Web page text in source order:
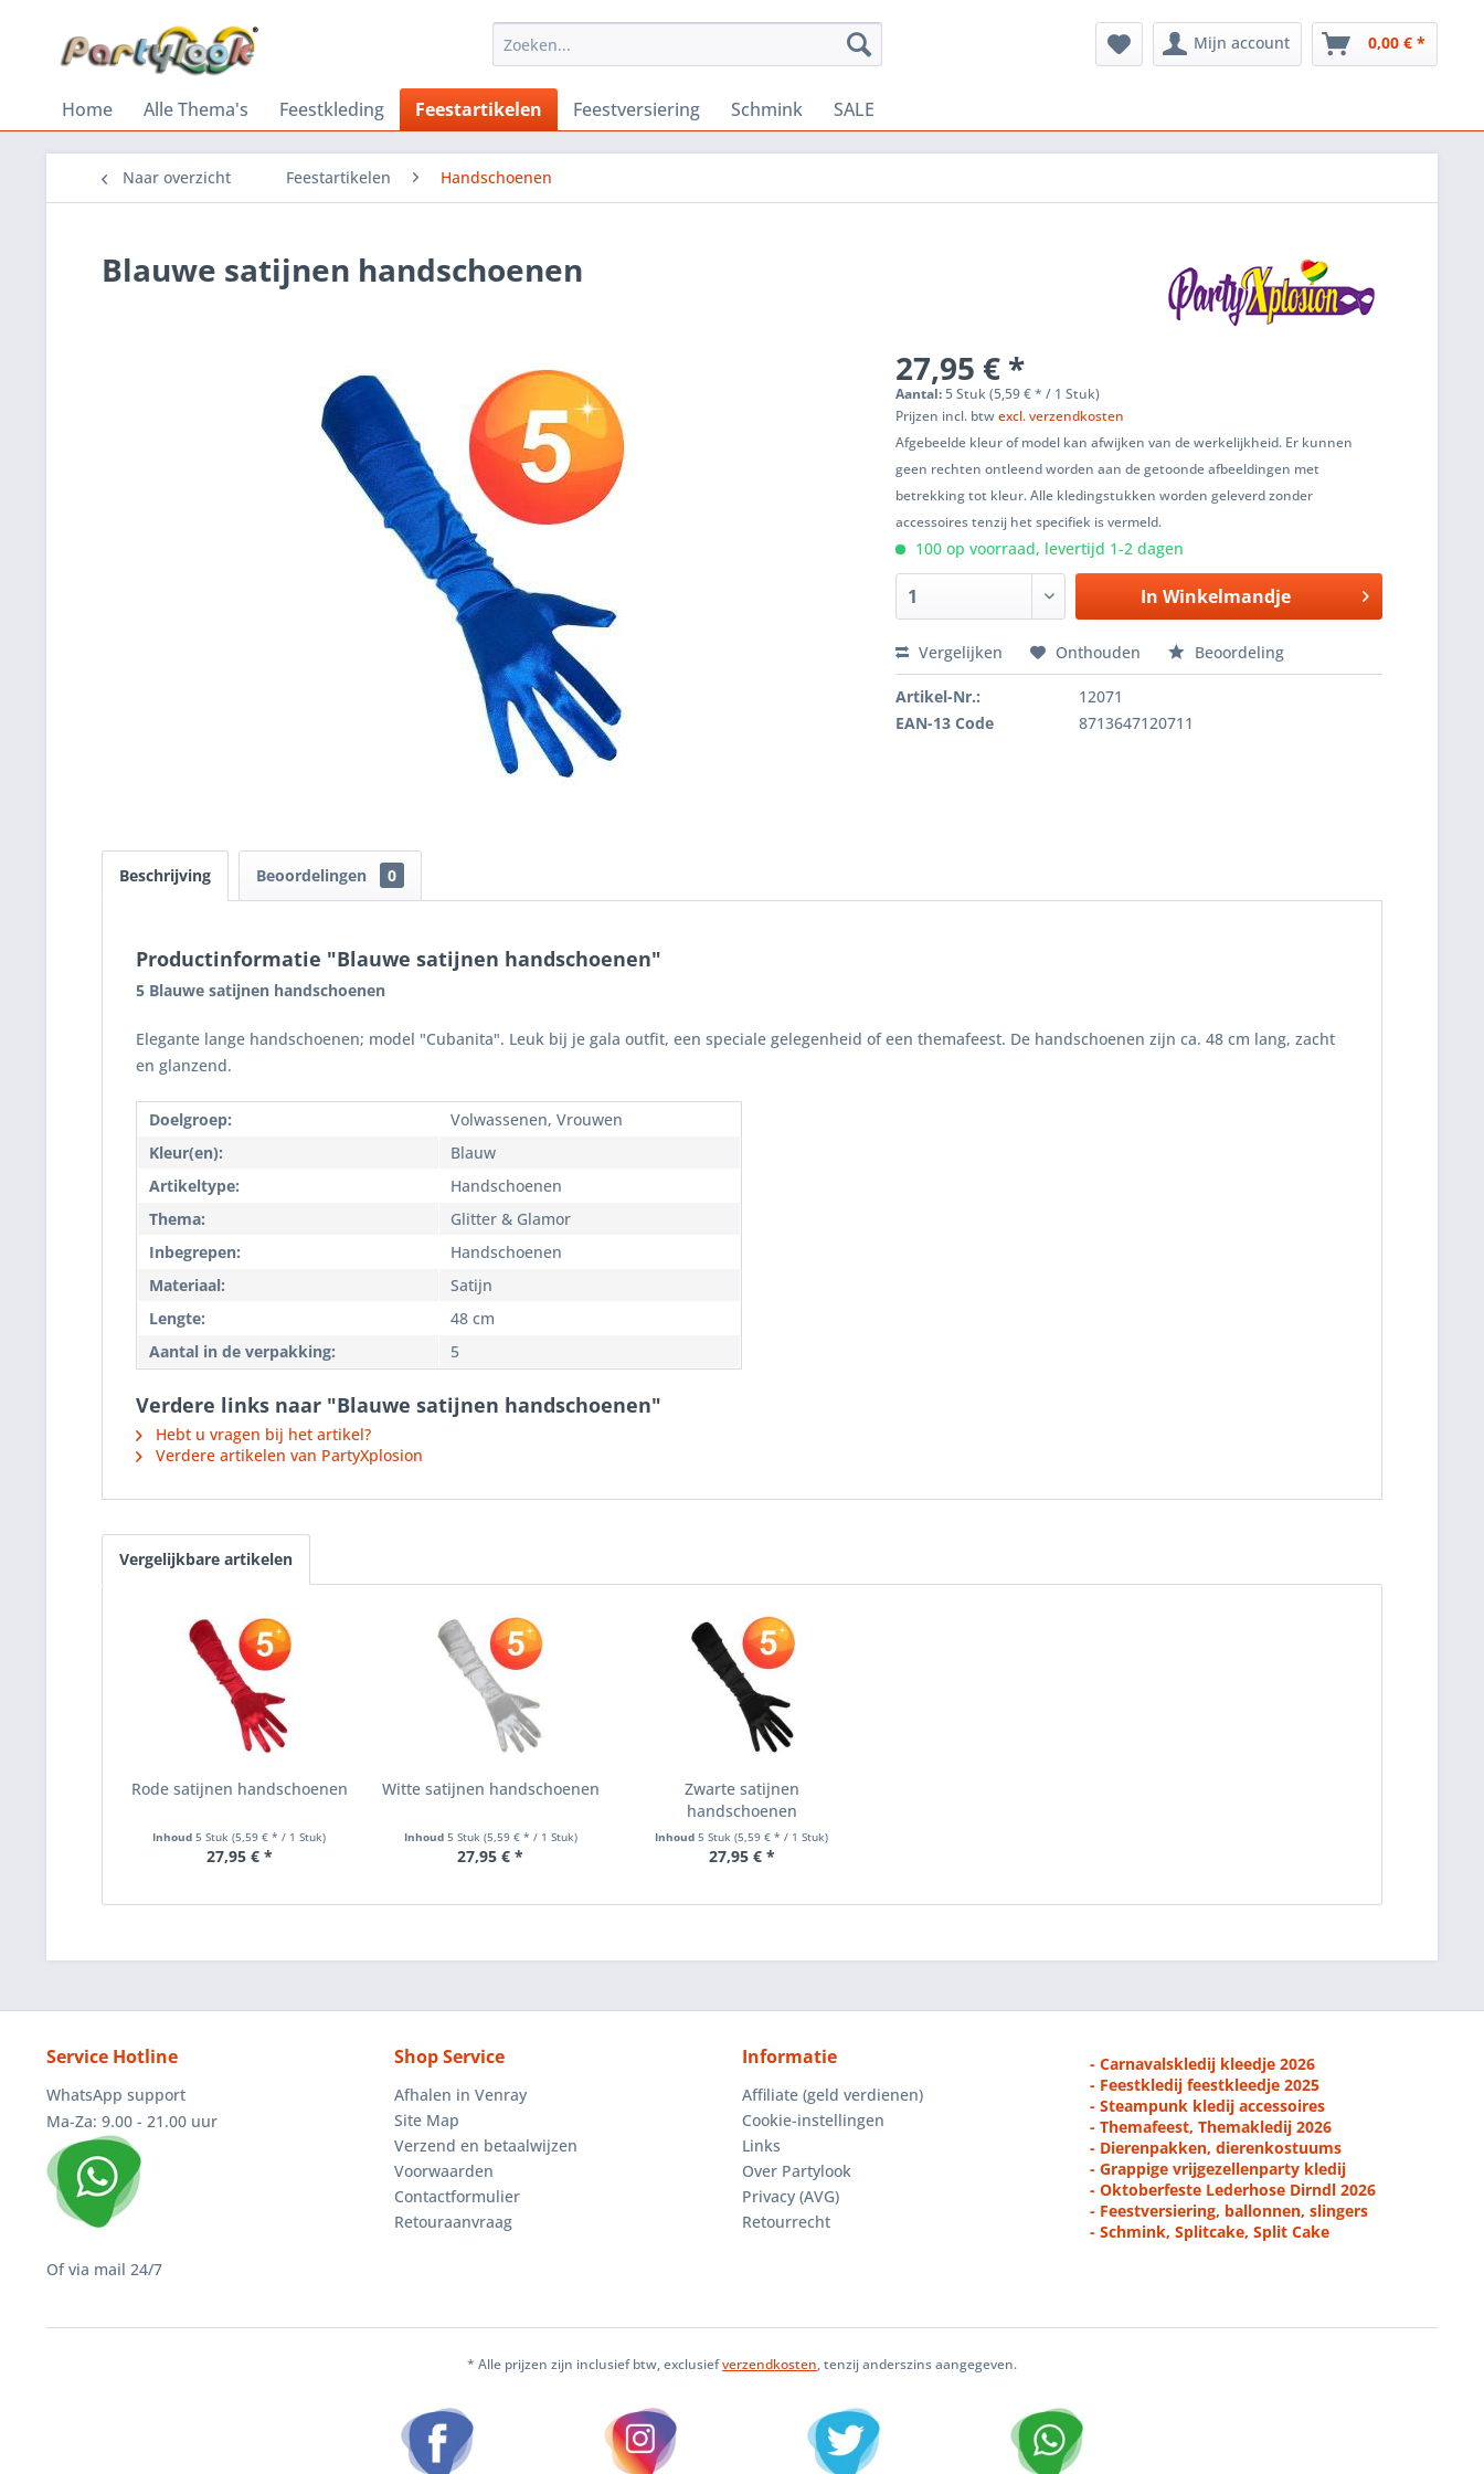
Mijn account 0,00 € *
Home Alle Thema's Feestkleding Feestartikelen Feestversiering Schmink SALE
Naar overzicht Feestartikelen Handschoenen
Blauwe satijnen handschoenen
27,95 € *
Aantal:5 Stuk (5,59 € * / 1 Stuk)
Prijzen incl. btwexcl. verzendkosten
Afgebeelde kleur of model kan afwijken van de werkelijkheid. Er kunnen
geen rechten ontleend worden aan de getoonde afbeeldingen met
betrekking tot kleur. Alle kledingstukken worden geleverd zonder
accessoires tenzij het specifiek is vermeld.
100 op voorraad, levertijd 1-2 dagen
In Winkelmandje
Vergelijken Onthouden Beoordeling
Artikel-Nr.:
12071
EAN-13 Code
8713647120711
Beschrijving Beoordelingen 0
Productinformatie "Blauwe satijnen handschoenen"
5 Blauwe satijnen handschoenen
Elegante lange handschoenen; model "Cubanita". Leuk bij je gala outfit, een speciale gelegenheid of een themafeest. De handschoenen zijn ca. 48 cm lang, zacht
en glanzend.
Doelgroep:
Volwassenen, Vrouwen
Kleur(en):
Blauw
Artikeltype:
Handschoenen
Thema:
Glitter & Glamor
Inbegrepen:
Handschoenen
Materiaal:
Satijn
Lengte:
48 cm
Aantal in de verpakking:
5
Verdere links naar "Blauwe satijnen handschoenen"
Hebt u vragen bij het artikel?
Verdere artikelen van PartyXplosion
Vergelijkbare artikelen
Rode satijnen handschoenen
Inhoud5 Stuk(5,59 € * / 1 Stuk)
27,95 € *
Witte satijnen handschoenen
Inhoud 5 Stuk (5,59 € * / 1 Stuk)
27,95 € *
Zwarte satijnen
handschoenen
Inhoud5 Stuk(5,59 € * / 1 Stuk)
27,95 € *
Service Hotline
WhatsApp support
Ma-Za: 9.00 - 21.00 uur
Of via mail 24/7
Shop Service
Afhalen in Venray
Site Map
Verzend en betaalwijzen
Voorwaarden
Contactformulier
Retouraanvraag
Informatie
Affiliate (geld verdienen)
Cookie-instellingen
Links
Over Partylook
Privacy (AVG)
Retourrecht
- Carnavalskledij kleedje 2026
- Feestkledij feestkleedje 2025
- Steampunk kledij accessoires
- Themafeest, Themakledij 2026
- Dierenpakken, dierenkostuums
- Grappige vrijgezellenparty kledij
- Oktoberfeste Lederhose Dirndl 2026
- Feestversiering, ballonnen, slingers
- Schmink, Splitcake, Split Cake
* Alle prijzen zijn inclusief btw, exclusiefverzendkosten, tenzij anderszins aangegeven.